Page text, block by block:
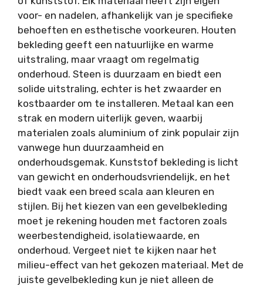
voor- en nadelen, afhankelijk van je specifieke
behoeften en esthetische voorkeuren. Houten
bekleding geeft een natuurlijke en warme
uitstraling, maar vraagt om regelmatig
onderhoud. Steen is duurzaam en biedt een
solide uitstraling, echter is het zwaarder en
kostbaarder om te installeren. Metaal kan een
strak en modern uiterlijk geven, waarbij
materialen zoals aluminium of zink populair zijn
vanwege hun duurzaamheid en
onderhoudsgemak. Kunststof bekleding is licht
van gewicht en onderhoudsvriendelijk, en het
biedt vaak een breed scala aan kleuren en
stijlen. Bij het kiezen van een gevelbekleding
moet je rekening houden met factoren zoals
weerbestendigheid, isolatiewaarde, en
onderhoud. Vergeet niet te kijken naar het
milieu-effect van het gekozen materiaal. Met de
juiste gevelbekleding kun je niet alleen de